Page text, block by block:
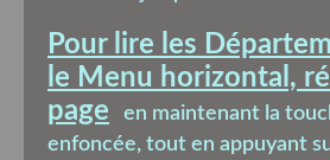
Pour lire les
le Menu horizontal,
page
en maintenant la
enfoncée, tout en appuyant